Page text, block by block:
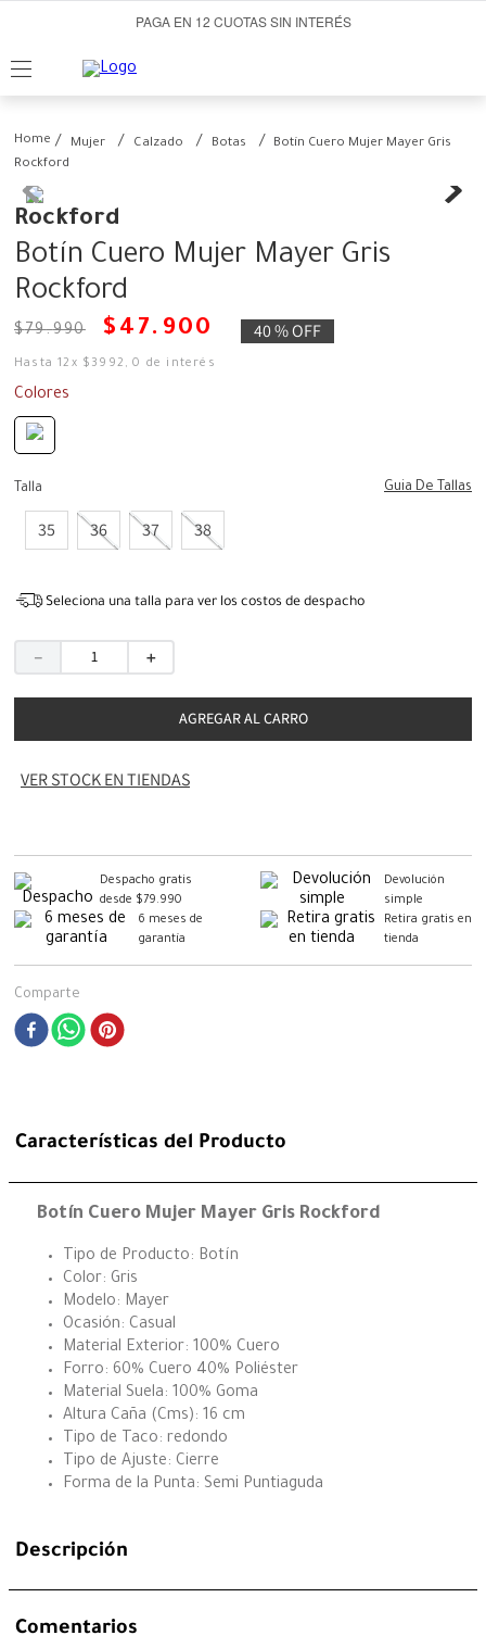
PAGA EN 12 CUOTAS SIN INTERÉS
Mujer Calzado Botas
Botín Cuero Mujer Mayer Gris
Rockford
Rockford
Botín Cuero Mujer Mayer Gris
Rockford
$79.990 $ 47. 900 40 %OFF
Hasta12 x $ 3992 ,0 de interés
Colores
Talla Guia De Tallas
35 36 37 38
Seleciona una talla para ver los costos de despacho
＋
－
AGREGAR AL CARRO
VER STOCK EN TIENDAS
Despacho gratis
desde $79.990
Devolución
simple
6 meses de
garantía
Retira gratis en
tienda
Comparte
Características del Producto
Botín Cuero Mujer Mayer Gris Rockford
Tipo de Producto: Botín
Color: Gris
Modelo: Mayer
Ocasión: Casual
Material Exterior: 100% Cuero
Forro: 60% Cuero 40% Poliéster
Material Suela: 100% Goma
Altura Caña (Cms): 16 cm
Tipo de Taco: redondo
Tipo de Ajuste: Cierre
Forma de la Punta: Semi Puntiaguda
Descripción
Comentarios